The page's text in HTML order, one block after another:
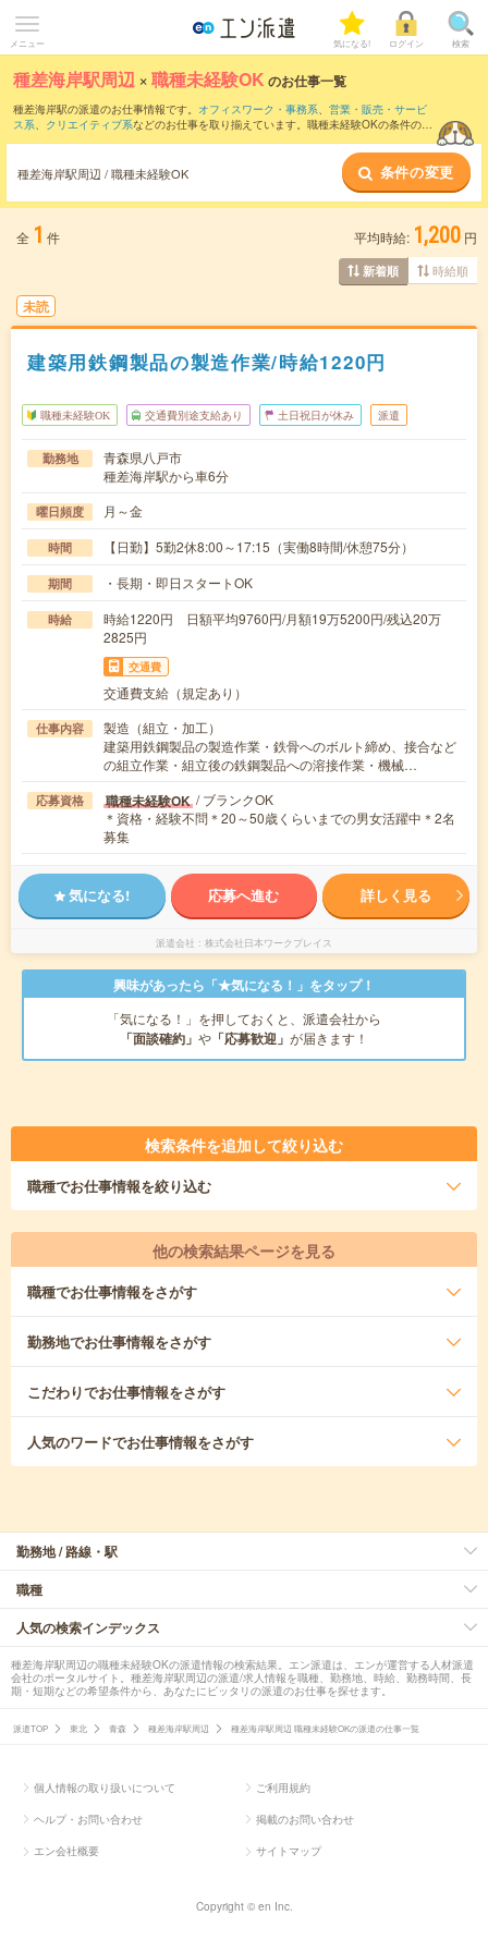
メニュー 気になる! ログイン 検索
種差海岸駅周辺 ×職種未経験OK のお仕事一覧
種差海岸駅の派遣のお仕事情報です。 オフィスワーク・事務系、 営業・販売・サービ
ス系、 クリエイティブ系などのお仕事を取り揃えています。職種未経験OKの条件の他
種差海岸駅周辺 / 職種未経験OK 条件の変更
全 1 件 平均時給: 1,200 円
新着順 時給順
未読
建築用鉄鋼製品の製造作業/時給1220円
職種未経験OK 交通費別途支給あり 土日祝日が休み 派遣
勤務地
青森県八戸市
種差海岸駅から車6分
曜日頻度 月～金
時間 【日勤】5勤2休8:00～17:15（実働8時間/休憩75分）
期間 ・長期・即日スタートOK
時給
時給1220円 日額平均9760円/月額19万5200円/残込20万
2825円
交通費
交通費支給（規定あり）
仕事内容
製造（組立・加工）
建築用鉄鋼製品の製造作業・鉄骨へのボルト締め、接合など
の組立作業・組立後の鉄鋼製品への溶接作業・機械…
応募資格 職種未経験OK / ブランクOK
＊資格・経験不問＊20～50歳くらいまでの男女活躍中＊2名
募集
気になる! 応募へ進む 詳しく見る
派遣会社 株式会社日本ワークプレイス
興味があったら「★気になる！」をタップ！
「気になる！」を押しておくと、派遣会社から
「面談確約」 や 「応募歓迎」 が届きます！
検索条件を追加して絞り込む
職種でお仕事情報を絞り込む
他の検索結果ページを見る
職種でお仕事情報をさがす
勤務地でお仕事情報をさがす
こだわりでお仕事情報をさがす
人気のワードでお仕事情報をさがす
勤務地 / 路線・駅
職種
人気の検索インデックス
種差海岸駅周辺の職種未経験OKの派遣情報の検索結果。エン派遣は、エンが運営する人材派遣
会社のポータルサイト。種差海岸駅周辺の派遣/求人情報を職種、勤務地、時給、勤務時間、長
期・短期などの希望条件から、あなたにピッタリの派遣のお仕事を探せます。
派遣TOP 東北 青森 種差海岸駅周辺 種差海岸駅周辺 職種未経験OKの派遣の仕事一覧
個人情報の取り扱いについて ご利用規約
ヘルプ・お問い合わせ 掲載のお問い合わせ
エン会社概要 サイトマップ
Copyright © en Inc.